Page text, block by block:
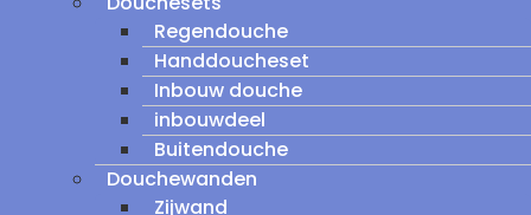
Regendouche
Handdoucheset
Inbouw douche
inbouwdeel
Buitendouche
Douchewanden
Zijwand